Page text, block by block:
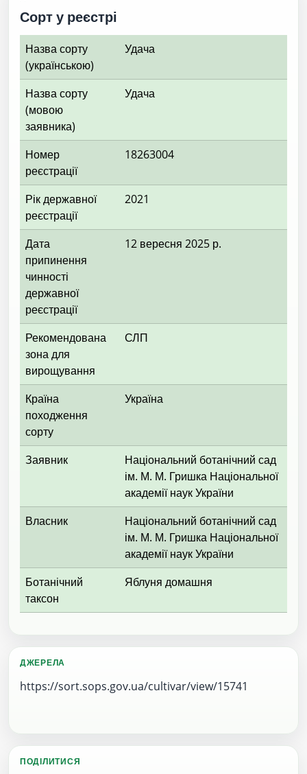
Сорт у реєстрі
Назва сорту
(українською)
Удача
Назва сорту
(мовою
заявника)
Удача
Номер
реєстрації
18263004
Рік державної
реєстрації
2021
Дата
припинення
чинності
державної
реєстрації
12 вересня 2025 р.
Рекомендована
зона для
вирощування
СЛП
Країна
походження
сорту
Україна
Заявник
Національний ботанічний сад
ім. М. М. Гришка Національної
академії наук України
Власник
Національний ботанічний сад
ім. М. М. Гришка Національної
академії наук України
Ботанічний
таксон
Яблуня домашня
ДЖЕРЕЛА
https://sort.sops.gov.ua/cultivar/view/15741
ПОДІЛИТИСЯ